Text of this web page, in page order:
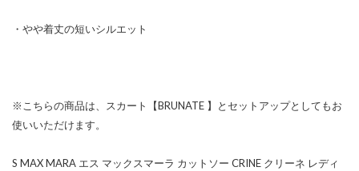
・やや着丈の短いシルエット
※こちらの商品は、スカート【BRUNATE 】とセットアップとしてもお
使いいただけます。
S MAX MARA エス マックスマーラ カットソー CRINE クリーネ レディ